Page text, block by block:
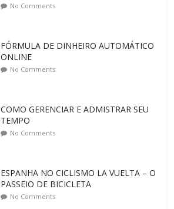
No Comments
FÓRMULA DE DINHEIRO AUTOMÁTICO
ONLINE
No Comments
COMO GERENCIAR E ADMISTRAR SEU
TEMPO
No Comments
ESPANHA NO CICLISMO LA VUELTA – O
PASSEIO DE BICICLETA
No Comments